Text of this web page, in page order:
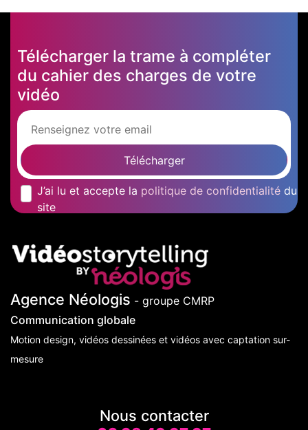
Télécharger la trame à compléter
du cahier des charges de votre
vidéo
Télécharger
J’ai lu et accepte la politique de confidentialité du
site
Agence Néologis - groupe CMRP
Communication globale
Motion design, vidéos dessinées et vidéos avec captation sur-
mesure
Nous contacter